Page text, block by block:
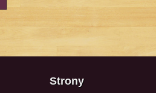
Strony